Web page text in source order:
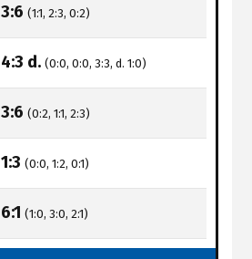
3:6 (1:1, 2:3, 0:2)
4:3 d. (0:0, 0:0, 3:3, d. 1:0)
3:6 (0:2, 1:1, 2:3)
1:3 (0:0, 1:2, 0:1)
6:1 (1:0, 3:0, 2:1)